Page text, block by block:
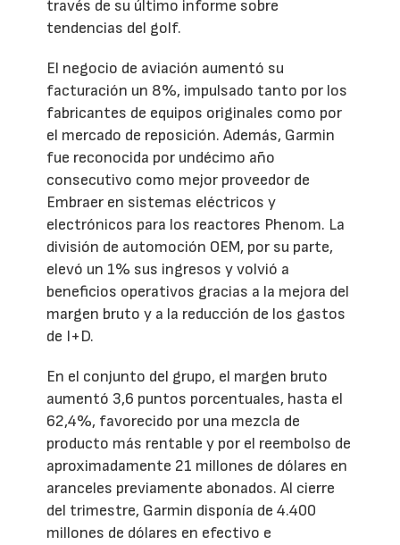
través de su último informe sobre
tendencias del golf.
El negocio de aviación aumentó su
facturación un 8%, impulsado tanto por los
fabricantes de equipos originales como por
el mercado de reposición. Además, Garmin
fue reconocida por undécimo año
consecutivo como mejor proveedor de
Embraer en sistemas eléctricos y
electrónicos para los reactores Phenom. La
división de automoción OEM, por su parte,
elevó un 1% sus ingresos y volvió a
beneficios operativos gracias a la mejora del
margen bruto y a la reducción de los gastos
de I+D.
En el conjunto del grupo, el margen bruto
aumentó 3,6 puntos porcentuales, hasta el
62,4%, favorecido por una mezcla de
producto más rentable y por el reembolso de
aproximadamente 21 millones de dólares en
aranceles previamente abonados. Al cierre
del trimestre, Garmin disponía de 4.400
millones de dólares en efectivo e